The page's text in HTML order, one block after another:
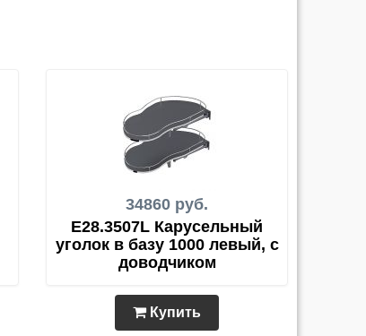
34860 руб.
E28.3507L Карусельный
уголок в базу 1000 левый, с
доводчиком
Купить